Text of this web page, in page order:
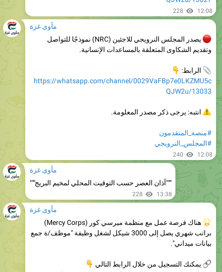
يصدر المجلس النرويجي للاجئين (NRC) نموذجًا للتواصل
الرابط:
QJW2u/13033
انتبه: يرجى ذكر مصدر المعلومة.
#منصة_المتقدمون
240 12:08
"""آذان العصر حسب التوقيت المحلي لمخيم البريج"""
مأوى غزة
هناك فرصة عمل مع منظمة ميرسي كور (Mercy Corps)
براتب شهري يصل إلى 3000 شيكل لشغل وظيفة "موظف/ة جمع
بيانات ميداني".
يمكنك التسجيل من خلال الرابط التالي
موقع المتقدمون